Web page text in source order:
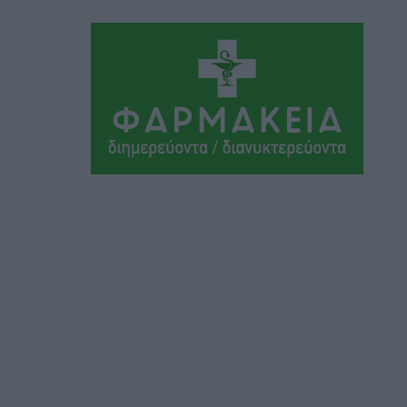
Ιάλυσος Β’: Νωρίς νωρίς μπήκαν στα
βάσανα της προετοιμασίας
πριν 11 ώρες
Εθνικός Αρχίπολης: Μεγάλο βήμα
προόδου η ίδρυση Ακαδημίας